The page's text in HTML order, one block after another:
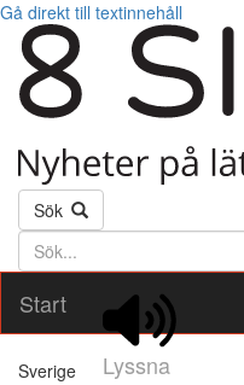
Gå direkt till textinnehåll
Sök
Söktext
Start
Lyssna
Sverige